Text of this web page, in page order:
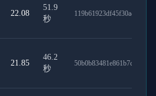
22.08
51.9
秒
119b61923df45f30a486
21.85
46.2
秒
50b0b83481e861b7cfaa